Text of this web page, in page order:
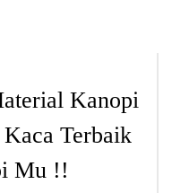
Kanopi
Terbaik
Mu !!